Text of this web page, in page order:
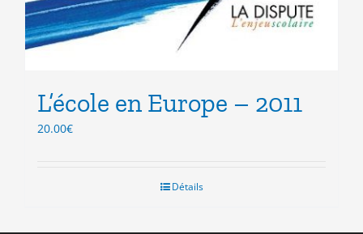
L’école en Europe – 2011
20.00€
Détails